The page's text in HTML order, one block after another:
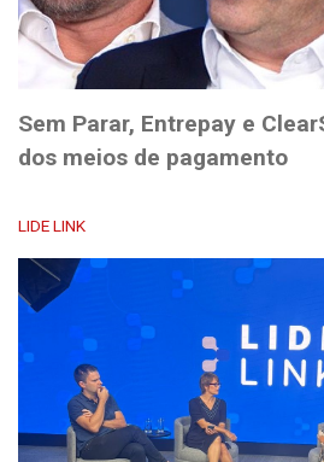
Sem Parar, Entrepay e
dos meios de pagamento
LIDE LINK